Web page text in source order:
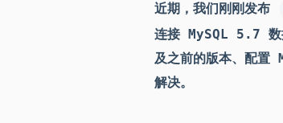
近期，我们刚刚发布
连接 MySQL 5.7 数
及之前的版本、配置
解决。